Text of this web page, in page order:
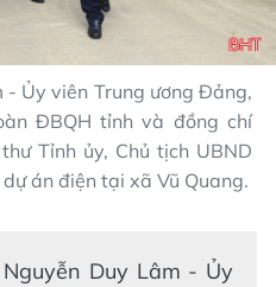
Ủy viên Trung ương Đảng,
ĐBQH tỉnh và đồng chí
Tỉnh ủy, Chủ tịch UBND
án điện tại xã Vũ Quang.
Duy Lâm - Ủy